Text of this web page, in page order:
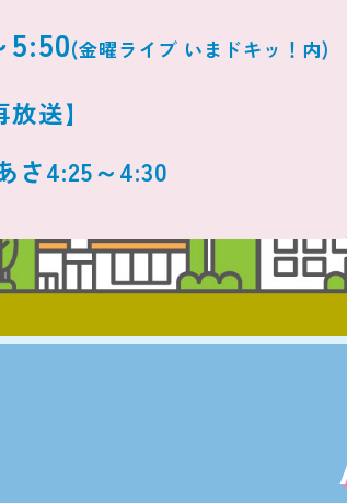
(金曜ライブ いまドキッ！内)
放送】
さ4:25～4:30